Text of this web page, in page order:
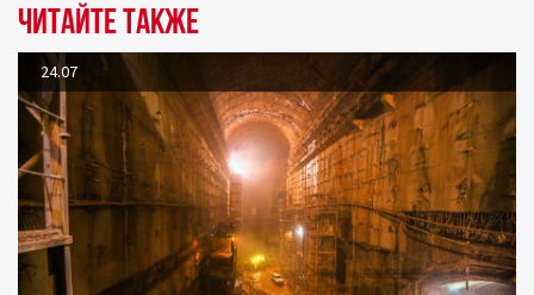
Читайте также
24.07